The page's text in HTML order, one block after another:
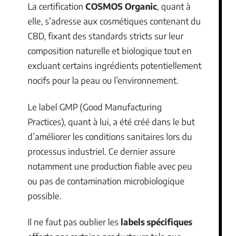
La certification COSMOS Organic, quant à
elle, s’adresse aux cosmétiques contenant du
CBD, fixant des standards stricts sur leur
composition naturelle et biologique tout en
excluant certains ingrédients potentiellement
nocifs pour la peau ou l’environnement.
Le label GMP (Good Manufacturing
Practices), quant à lui, a été créé dans le but
d’améliorer les conditions sanitaires lors du
processus industriel. Ce dernier assure
notamment une production fiable avec peu
ou pas de contamination microbiologique
possible.
Il ne faut pas oublier les labels spécifiques